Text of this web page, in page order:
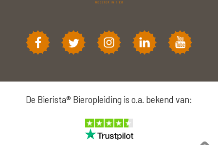
De Bierista® Bieropleiding is o.a. bekend van: